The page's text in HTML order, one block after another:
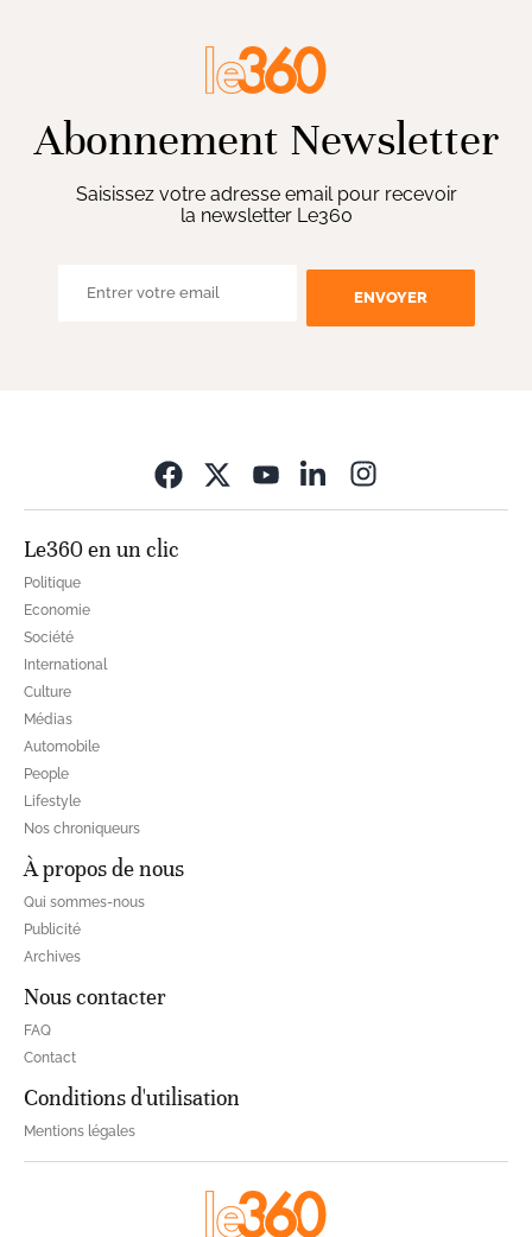
Abonnement Newsletter
Saisissez votre adresse email pour recevoir
la newsletter Le360
ENVOYER
Le360 en un clic
Politique
Economie
Société
International
Culture
Médias
Automobile
People
Lifestyle
Nos chroniqueurs
À propos de nous
Qui sommes-nous
Publicité
Archives
Nous contacter
FAQ
Contact
Conditions d'utilisation
Mentions légales